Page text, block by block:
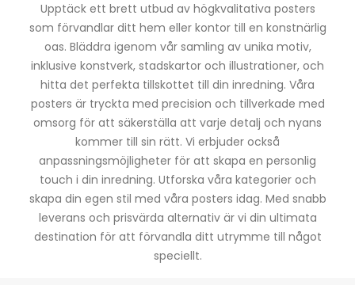
Upptäck ett brett utbud av högkvalitativa posters
som förvandlar ditt hem eller kontor till en konstnärlig
oas. Bläddra igenom vår samling av unika motiv,
inklusive konstverk, stadskartor och illustrationer, och
hitta det perfekta tillskottet till din inredning. Våra
posters är tryckta med precision och tillverkade med
omsorg för att säkerställa att varje detalj och nyans
kommer till sin rätt. Vi erbjuder också
anpassningsmöjligheter för att skapa en personlig
touch i din inredning. Utforska våra kategorier och
skapa din egen stil med våra posters idag. Med snabb
leverans och prisvärda alternativ är vi din ultimata
destination för att förvandla ditt utrymme till något
speciellt.